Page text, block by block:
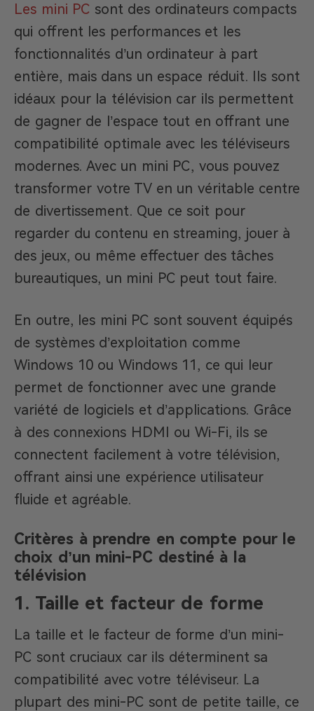
Les mini PC sont des ordinateurs compacts
qui offrent les performances et les
fonctionnalités d’un ordinateur à part
entière, mais dans un espace réduit. Ils sont
idéaux pour la télévision car ils permettent
de gagner de l’espace tout en offrant une
compatibilité optimale avec les téléviseurs
modernes. Avec un mini PC, vous pouvez
transformer votre TV en un véritable centre
de divertissement. Que ce soit pour
regarder du contenu en streaming, jouer à
des jeux, ou même effectuer des tâches
bureautiques, un mini PC peut tout faire.
En outre, les mini PC sont souvent équipés
de systèmes d’exploitation comme
Windows 10 ou Windows 11, ce qui leur
permet de fonctionner avec une grande
variété de logiciels et d’applications. Grâce
à des connexions HDMI ou Wi-Fi, ils se
connectent facilement à votre télévision,
offrant ainsi une expérience utilisateur
fluide et agréable.
Critères à prendre en compte pour le
choix d’un mini-PC destiné à la
télévision
1. Taille et facteur de forme
La taille et le facteur de forme d’un mini-
PC sont cruciaux car ils déterminent sa
compatibilité avec votre téléviseur. La
plupart des mini-PC sont de petite taille, ce